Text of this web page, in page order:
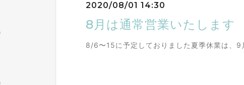
2020/08/01 14:30
8月は通常営業いたします
8/6〜15に予定しておりました夏季休業は、9